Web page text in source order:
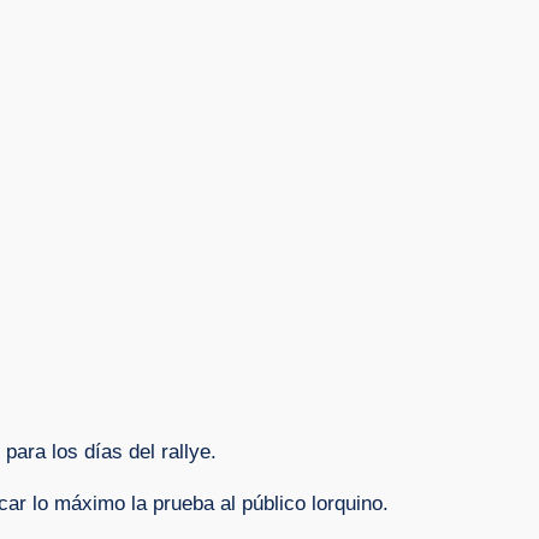
los días del rallye.
lo máximo la prueba al público lorquino.